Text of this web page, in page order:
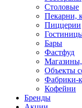
Столовые
Пекарни,
Пиццерии
Бары
Фастфуд
Объекты
Фабрики-
Кофейни
Бренды